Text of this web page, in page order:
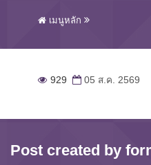
เมนูหลัก
929 05 ส.ค. 2569
Post created by